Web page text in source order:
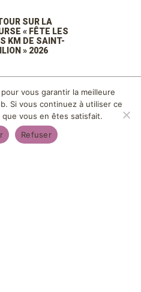
SUR LA
« FÊTE LES
KM DE SAINT-
» 2026
BSF : LE
vous garantir la meilleure
Si vous continuez à utiliser ce
vous en êtes satisfait.
Refuser